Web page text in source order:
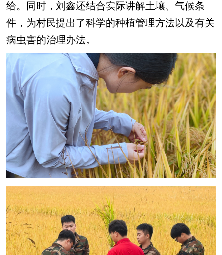
给。同时，刘鑫还结合实际讲解土壤、气候条
件，为村民提出了科学的种植管理方法以及有关
病虫害的治理办法。